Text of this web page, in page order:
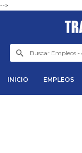
-->
INICIO EMPLEOS